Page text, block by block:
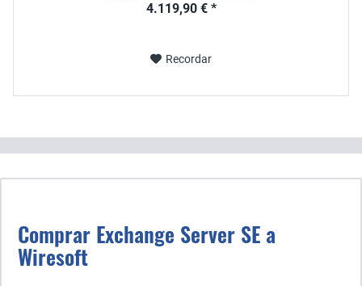
4.119,90 € *
Recordar
Comprar Exchange Server SE a
Wiresoft